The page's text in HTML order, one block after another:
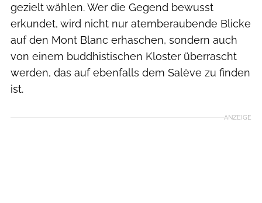
gezielt wählen. Wer die Gegend bewusst
erkundet, wird nicht nur atemberaubende Blicke
auf den Mont Blanc erhaschen, sondern auch
von einem buddhistischen Kloster überrascht
werden, das auf ebenfalls dem Salève zu finden
ist.
ANZEIGE